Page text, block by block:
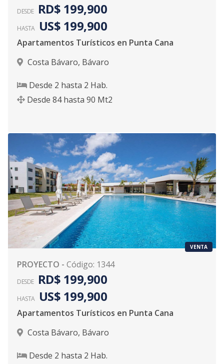
DESDE RD$ 199,900
HASTA US$ 199,900
Apartamentos Turísticos en Punta Cana
Costa Bávaro, Bávaro
Desde 2 hasta 2 Hab.
Desde 84 hasta 90 Mt2
VENTA
PROYECTO - Código: 1344
DESDE RD$ 199,900
HASTA US$ 199,900
Apartamentos Turísticos en Punta Cana
Costa Bávaro, Bávaro
Desde 2 hasta 2 Hab.